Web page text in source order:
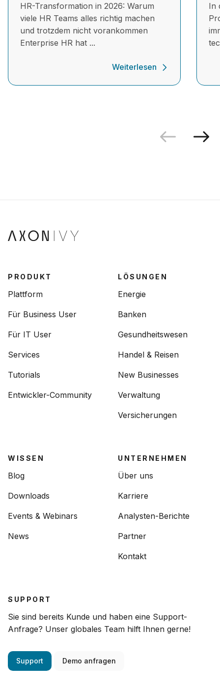
HR-Transformation in 2026: Warum
viele HR Teams alles richtig machen
und trotzdem nicht vorankommen
Enterprise HR hat ...
Weiterlesen
In
PRODUKT
Plattform
Für Business User
Für IT User
Services
Tutorials
Entwickler-Community
LÖSUNGEN
Energie
Banken
Gesundheitswesen
Handel & Reisen
New Businesses
Verwaltung
Versicherungen
WISSEN
Blog
Downloads
Events & Webinars
News
UNTERNEHMEN
Über uns
Karriere
Analysten-Berichte
Partner
Kontakt
SUPPORT
Sie sind bereits Kunde und haben eine Support-
Anfrage? Unser globales Team hilft Ihnen gerne!
Support Demo anfragen